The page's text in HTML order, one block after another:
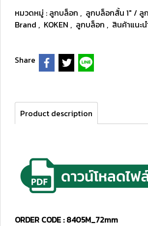
หมวดหมู่ : ลูกบล็อก , ลูกบล็อกสั้น 1" / ลู
Brand , KOKEN , ลูกบล็อก , สินค้าแนะน
Share
Product description
ORDER CODE : 8405M_72mm